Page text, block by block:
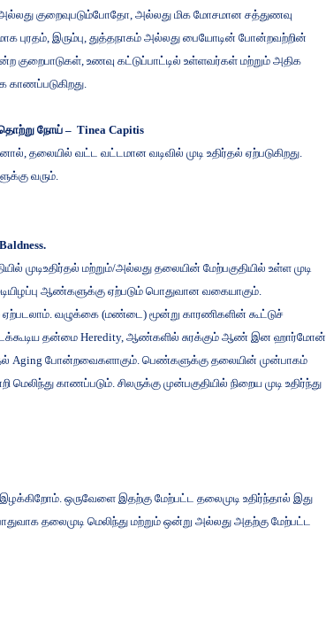
குறைவுபடும்போதோ அல்லது மிக மோசமான சத்துணவு
புரதம், இரும்பு துத்தநாகம் அல்லது பையோடின் போன்றவற்றின்
குறைபாடுகள், உணவு கட்டுப்பாட்டில் உள்ளவர்கள் மற்றும் அதிக
காணப்படுகிறது.
நோய்– Tinea Capitis
தலையில் வட்ட வட்டமான வடிவில் முடி உதிர்தல் ஏற்படுகிறது.
வரும்.
முடிஉதிர்தல் மற்றும்/அல்லது தலையின் மேற்பகுதியில் உள்ள முடி
ஆண்களுக்கு ஏற்படும் பொதுவான வகையாகும்.
ஏற்படலாம். வழுக்கை(மண்டை ) மூன்று காரணிகளின் கூட்டுச்
தன்மைHeredity, ஆண்களில் சுரக்கும் ஆண் இன ஹார்மோன்
Aging போன்றவைகளாகும். பெண்களுக்கு தலையின் முன்பாகம்
மெலிந்து காணப்படும். சிலருக்கு முன்பகுதியில் நிறைய முடி உதிர்ந்து
இழக்கிறோம். ஒருவேளை இதற்கு மேற்பட்ட தலைமுடி உதிர்ந்தால் இது
தலைமுடி மெலிந்து மற்றும் ஒன்று அல்லது அதற்கு மேற்பட்ட